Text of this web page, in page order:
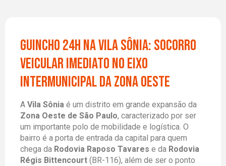
Guincho 24h na Vila Sônia: Socorro
Veicular Imediato no Eixo
Intermunicipal da Zona Oeste
A Vila Sônia é um distrito em grande expansão da
Zona Oeste de São Paulo, caracterizado por ser
um importante polo de mobilidade e logística. O
bairro é a porta de entrada da capital para quem
chega da Rodovia Raposo Tavares e da Rodovia
Régis Bittencourt (BR-116), além de ser o ponto